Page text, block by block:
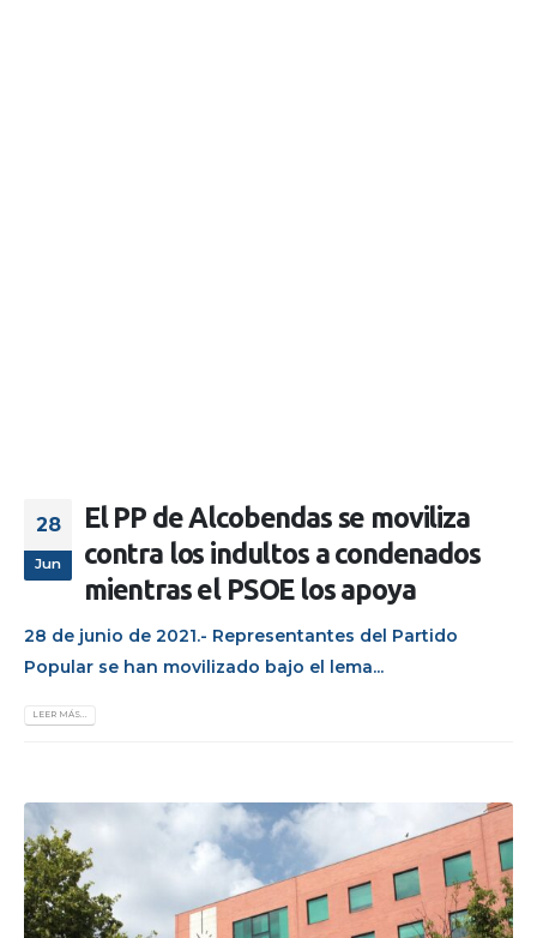
28
Jun
El PP de Alcobendas se moviliza
contra los indultos a condenados
mientras el PSOE los apoya
28 de junio de 2021.- Representantes del Partido
Popular se han movilizado bajo el lema...
LEER MÁS...